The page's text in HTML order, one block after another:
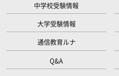
中学校受験情報
大学受験情報
通信教育ルナ
Q&A